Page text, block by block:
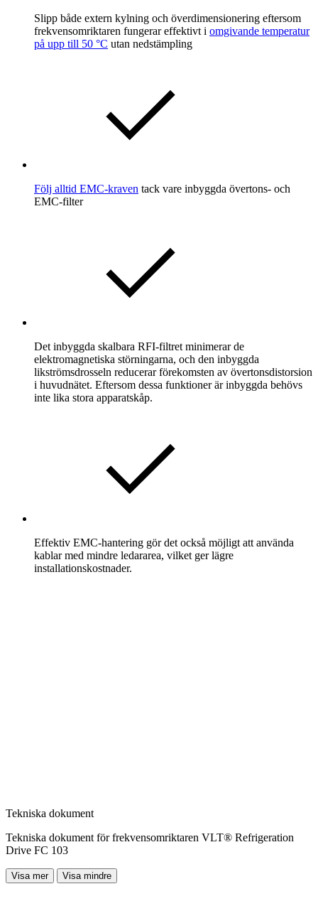
Slipp både extern kylning och överdimensionering eftersom
frekvensomriktaren fungerar effektivt i omgivande temperatur
på upp till 50 °C utan nedstämpling
Följ alltid EMC-kraven tack vare inbyggda övertons- och
EMC-filter
Det inbyggda skalbara RFI-filtret minimerar de
elektromagnetiska störningarna, och den inbyggda
likströmsdrosseln reducerar förekomsten av övertonsdistorsion
i huvudnätet. Eftersom dessa funktioner är inbyggda behövs
inte lika stora apparatskåp.
Effektiv EMC-hantering gör det också möjligt att använda
kablar med mindre ledararea, vilket ger lägre
installationskostnader.
Tekniska dokument
Tekniska dokument för frekvensomriktaren VLT® Refrigeration
Drive FC 103
Visa mer Visa mindre